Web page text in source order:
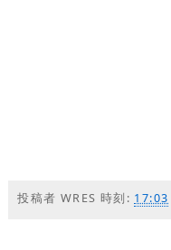
投稿者 WRES 時刻: 17:03